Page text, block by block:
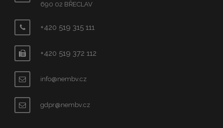
690 02 BŘECLAV
+420 519 315 111
+420 519 372 112
info@nembv.cz
gdpr@nembv.cz